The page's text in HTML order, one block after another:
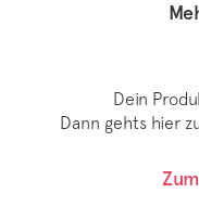
Dein
Dann gehts hier